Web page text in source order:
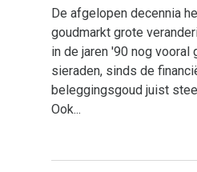
De afgelopen decennia
goudmarkt grote
in de jaren '90 nog vooral
sieraden, sinds de
beleggingsgoud juist
Ook...